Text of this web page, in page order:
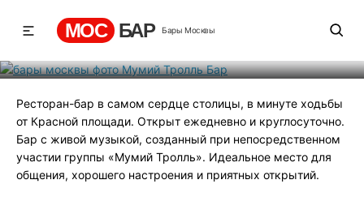
МОС БАР Бары Москвы
Мумий Тролль Бар
Ресторан-бар в самом сердце столицы, в минуте ходьбы
от Красной площади. Открыт ежедневно и круглосуточно.
Бар с живой музыкой, созданный при непосредственном
участии группы «Мумий Тролль». Идеальное место для
общения, хорошего настроения и приятных открытий.